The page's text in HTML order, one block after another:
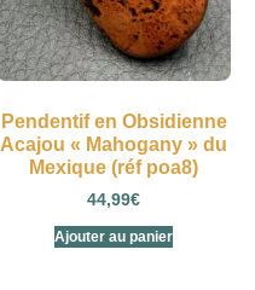
Pendentif en Obsidienne
Acajou « Mahogany » du
Mexique (réf poa8)
44,99€
Ajouter au panier